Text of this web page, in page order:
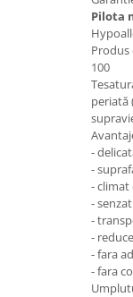
Saltele patuturi
Masa si scaune
Seturi comode
Pilota
100
periată
-
-
-
-
-
-
- fara
- fara